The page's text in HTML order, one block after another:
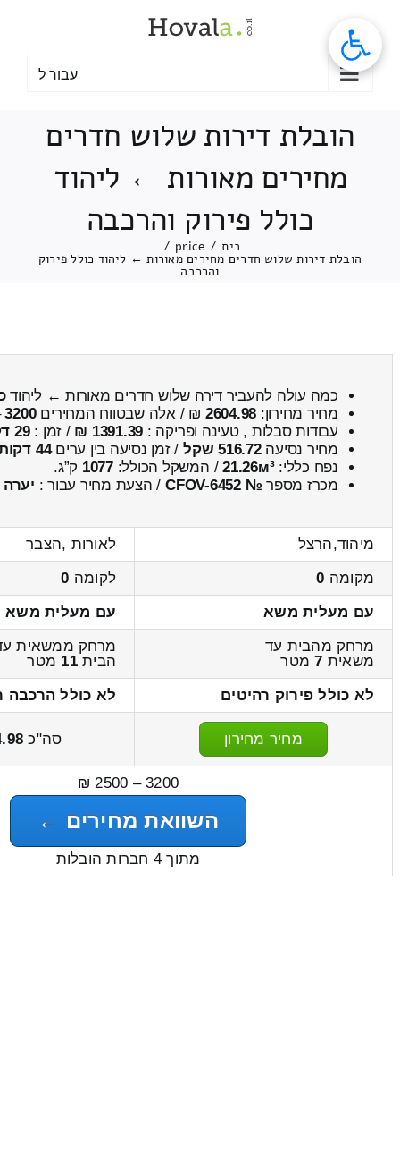
עבור ל
הובלת דירות שלוש חדרים
מחירים מאורות ← ליהוד
כולל פירוק והרכבה
בית /
price
/
הובלת דירות שלוש חדרים מחירים מאורות ← ליהוד כולל פירוק
והרכבה
כמה עולה להעביר דירה שלוש חדרים מאורות ← ליהוד
מחיר מחירון: 2604.98 ₪ / אלה שבטווח המחירים3200
עבודות סבלות , טעינה ופריקה : 1391.39 ₪ / זמן :29 דקות 5 שניות
מחיר נסיעה516.72 שקל / זמן נסיעה בין ערים44 דקות
נפח כללי:21.26м³/ המשקל הכולל:1077 ק”ג.
מכרז מספר № CFOV-6452 / הצעת מחיר עבור : יערה
מיהוד,הרצל
לאורות ,הצבר
מקומה 0 לקומה 0
עם מעלית משא
עם מעלית משא
מרחק מהבית עד
משאית 7מטר
מרחק ממשאית
הבית11 מטר
לא כולל פירוק רהיטים
לא כולל הרכבה
מחיר מחירון סה"כ
3200 – 2500 ₪
השוואת מחירים ←
מתוך 4 חברות הובלות